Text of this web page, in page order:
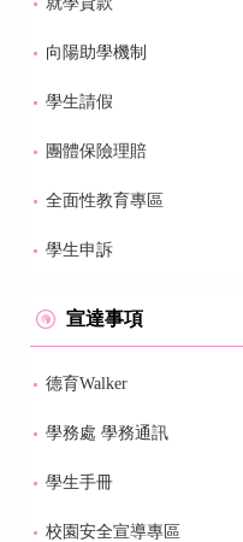
向陽助學機制
學生請假
團體保險理賠
全面性教育專區
學生申訴
宣達事項
德育Walker
學務處 學務通訊
學生手冊
校園安全宣導專區